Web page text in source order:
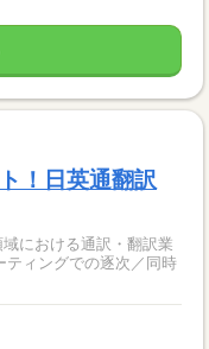
！日英通翻訳
における通訳・翻訳業